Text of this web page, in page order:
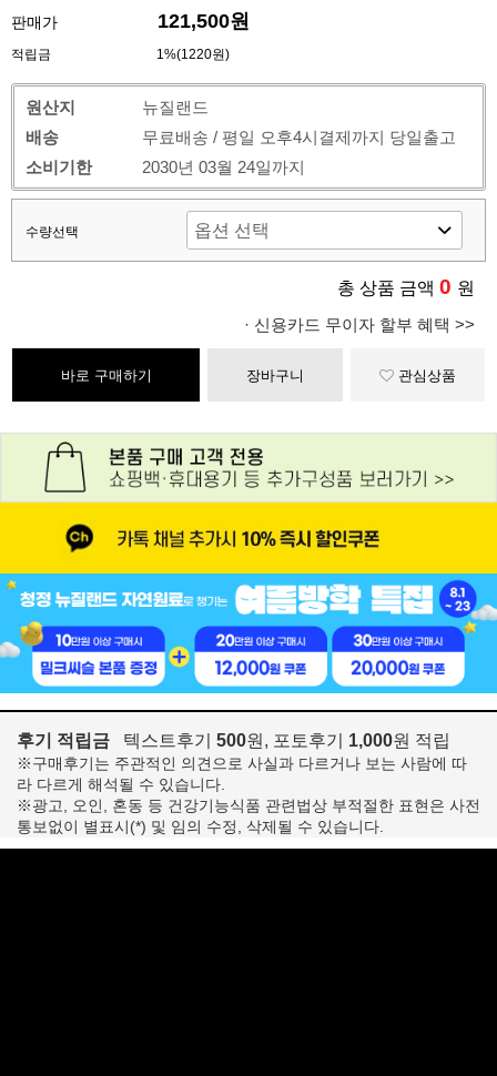
판매가
121,500원
적립금 1%(1220원)
원산지
뉴질랜드
배송
무료배송 / 평일 오후4시결제까지 당일출고
소비기한
2030년 03월 24일까지
수량선택
총 상품 금액 0 원
· 신용카드 무이자 할부 혜택 >>
바로 구매하기 장바구니 관심상품
후기 적립금 텍스트후기 500원, 포토후기 1,000원 적립
※구매후기는 주관적인 의견으로 사실과 다르거나 보는 사람에 따
라 다르게 해석될 수 있습니다.
※광고, 오인, 혼동 등 건강기능식품 관련법상 부적절한 표현은 사전
통보없이 별표시(*) 및 임의 수정, 삭제될 수 있습니다.